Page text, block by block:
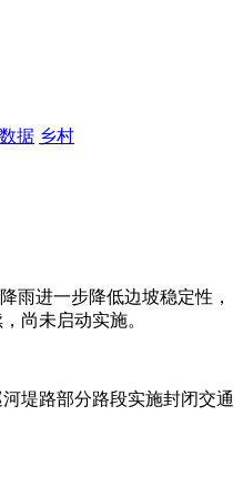
数据 乡村
雨进一步降低边坡稳定性，
尚未启动实施。
堤路部分路段实施封闭交通